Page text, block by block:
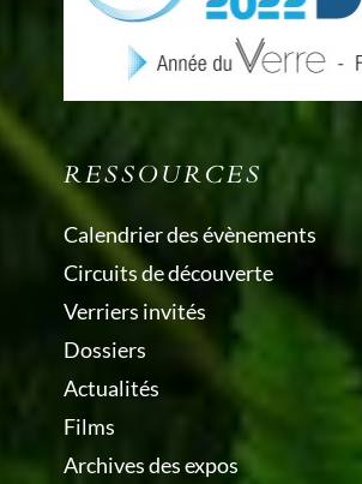
RESSOURCES
Calendrier des évènements
Circuits de découverte
Verriers invités
Dossiers
Actualités
Films
Archives des expos